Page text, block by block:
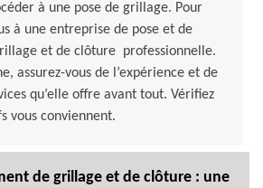
à une pose de grillage. Pour
à une entreprise de pose et de
et de clôture professionnelle.
assurez-vous de l’expérience et de
qu’elle offre avant tout. Vérifiez
vous conviennent.
de grillage et de clôture : une